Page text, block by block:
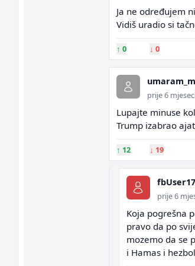
Ja ne određujem
Vidiš uradio si
↑ 0 ↓ 0
prije 6
Lupajte minuse
Trump izabrao
↑ 12 ↓ 19
prije 6
Koja pogrešna
pravo da po
mozemo da se
i Hamas i